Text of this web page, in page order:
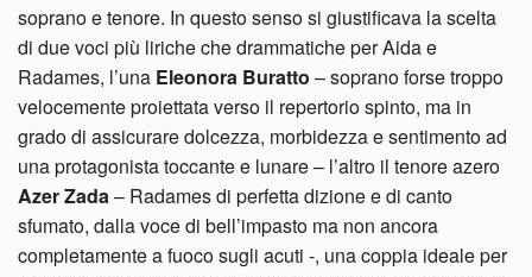
soprano e tenore. In questo senso si giustificava la scelta
di due voci più liriche che drammatiche per Aida e
Radames, l’una Eleonora Buratto – soprano forse troppo
velocemente proiettata verso il repertorio spinto, ma in
grado di assicurare dolcezza, morbidezza e sentimento ad
una protagonista toccante e lunare – l’altro il tenore azero
Azer Zada– Radames di perfetta dizione e di canto
sfumato, dalla voce di bell’impasto ma non ancora
completamente a fuoco sugli acuti -, una coppia ideale per